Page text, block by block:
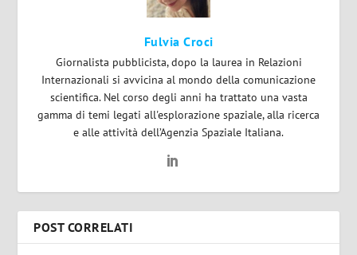
Fulvia Croci
Giornalista pubblicista, dopo la laurea in Relazioni
Internazionali si avvicina al mondo della comunicazione
scientifica. Nel corso degli anni ha trattato una vasta
gamma di temi legati all'esplorazione spaziale, alla ricerca
e alle attività dell’Agenzia Spaziale Italiana.
POST CORRELATI